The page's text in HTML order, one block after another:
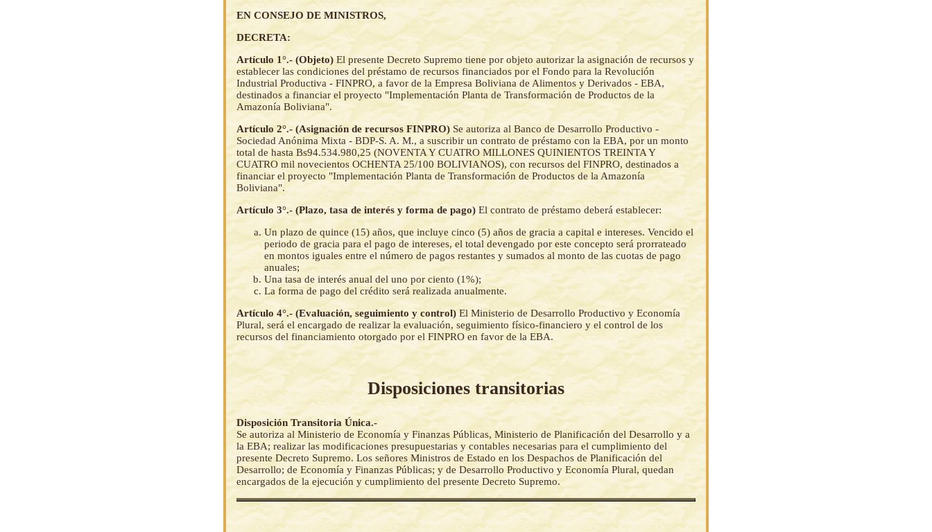
EN CONSEJO DE MINISTROS,
DECRETA:
Artículo 1°.- (Objeto) El presente Decreto Supremo tiene por objeto autorizar la asignación de recursos y
establecer las condiciones del préstamo de recursos financiados por el Fondo para la Revolución
Industrial Productiva - FINPRO, a favor de la Empresa Boliviana de Alimentos y Derivados - EBA,
destinados a financiar el proyecto "Implementación Planta de Transformación de Productos de la
Amazonía Boliviana".
Artículo 2°.- (Asignación de recursos FINPRO) Se autoriza al Banco de Desarrollo Productivo -
Sociedad Anónima Mixta - BDP-S. A. M., a suscribir un contrato de préstamo con la EBA, por un monto
total de hasta Bs94.534.980,25 (NOVENTA Y CUATRO MILLONES QUINIENTOS TREINTA Y
CUATRO mil novecientos OCHENTA 25/100 BOLIVIANOS), con recursos del FINPRO, destinados a
financiar el proyecto "Implementación Planta de Transformación de Productos de la Amazonía
Boliviana".
Artículo 3°.- (Plazo, tasa de interés y forma de pago) El contrato de préstamo deberá establecer:
Un plazo de quince (15) años, que incluye cinco (5) años de gracia a capital e intereses. Vencido el
periodo de gracia para el pago de intereses, el total devengado por este concepto será prorrateado
en montos iguales entre el número de pagos restantes y sumados al monto de las cuotas de pago
anuales;
Una tasa de interés anual del uno por ciento (1%);
La forma de pago del crédito será realizada anualmente.
Artículo 4°.- (Evaluación, seguimiento y control)El Ministerio de Desarrollo Productivo y Economía
Plural, será el encargado de realizar la evaluación, seguimiento físico-financiero y el control de los
recursos del financiamiento otorgado por el FINPRO en favor de la EBA.
Disposiciones transitorias
Disposición Transitoria Única.-
Se autoriza al Ministerio de Economía y Finanzas Públicas, Ministerio de Planificación del Desarrollo y a
la EBA; realizar las modificaciones presupuestarias y contables necesarias para el cumplimiento del
presente Decreto Supremo. Los señores Ministros de Estado en los Despachos de Planificación del
Desarrollo; de Economía y Finanzas Públicas; y de Desarrollo Productivo y Economía Plural, quedan
encargados de la ejecución y cumplimiento del presente Decreto Supremo.